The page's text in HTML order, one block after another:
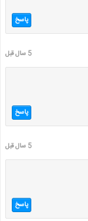
پاسخ
5 سال قبل
پاسخ
5 سال قبل
پاسخ